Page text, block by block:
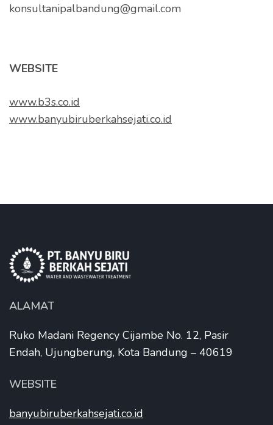
konsultanipalbandung@gmail.com
WEBSITE
www.b3s.co.id
www.banyubiruberkahsejati.co.id
ALAMAT
Ruko Madani Regency Cijambe No. 12, Pasir
Endah, Ujungberung, Kota Bandung – 40619
WEBSITE
banyubiruberkahsejati.co.id